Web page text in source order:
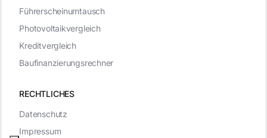
RECHTLICHES
Datenschutz
Impressum
Führerscheinumtausch
Photovoltaikvergleich
Kreditvergleich
Baufinanzierungsrechner